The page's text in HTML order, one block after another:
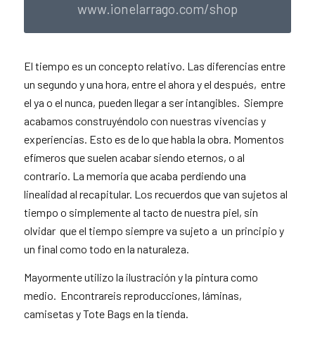
www.ionelarrago.com/shop
El tiempo es un concepto relativo. Las diferencias entre
un segundo y una hora, entre el ahora y el después, entre
el ya o el nunca, pueden llegar a ser intangibles. Siempre
acabamos construyéndolo con nuestras vivencias y
experiencias. Esto es de lo que habla la obra. Momentos
efímeros que suelen acabar siendo eternos, o al
contrario. La memoria que acaba perdiendo una
linealidad al recapitular. Los recuerdos que van sujetos al
tiempo o simplemente al tacto de nuestra piel, sin
olvidar que el tiempo siempre va sujeto a un principio y
un final como todo en la naturaleza.
Mayormente utilizo la ilustración y la pintura como
medio. Encontrareis reproducciones, láminas,
camisetas y Tote Bags en la tienda.